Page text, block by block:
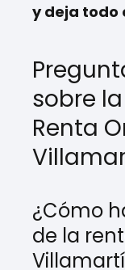
y deja todo
sobre
Renta
¿Cómo
de la